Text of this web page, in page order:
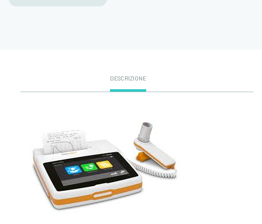
DESCRIZIONE